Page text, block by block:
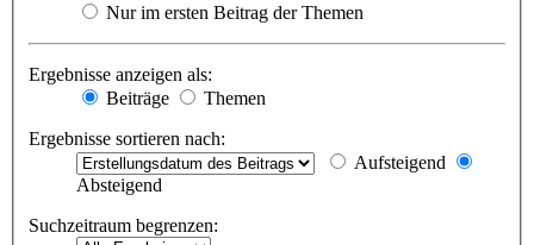
Nur im ersten Beitrag der Themen
Ergebnisse anzeigen als:
Beiträge
Themen
Ergebnisse sortieren nach:
Aufsteigend
Absteigend
Suchzeitraum begrenzen: